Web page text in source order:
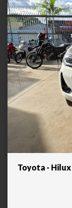
Toyota - Hilux